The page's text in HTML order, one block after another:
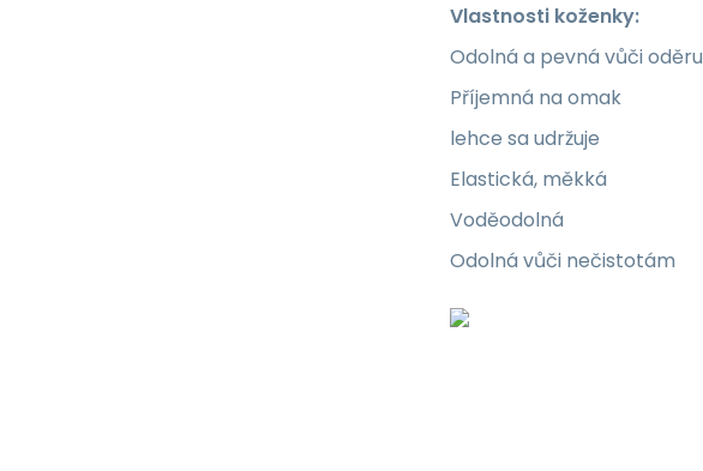
Vlastnosti koženky:
Odolná a pevná vůči oděru
Příjemná na omak
lehce sa udržuje
Elastická, měkká
Voděodolná
Odolná vůči nečistotám